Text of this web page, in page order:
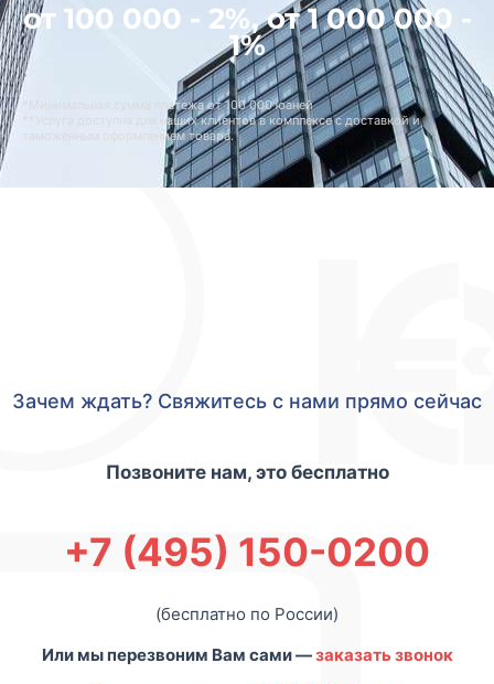
от 100 000 - 2%, от 1 000 000 -
1%
*Минимальная сумма платежа от 100 000 юаней
**Услуга доступна для наших клиентов в комплексе с доставкой и
таможенным оформлением товара.
Зачем ждать? Свяжитесь с нами прямо сейчас
Позвоните нам, это бесплатно
+7 (495) 150-0200
(бесплатно по России)
Или мы перезвоним Вам сами —заказать звонок